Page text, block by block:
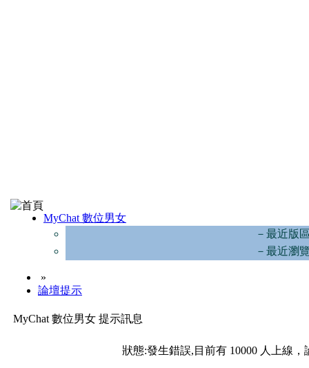
MyChat 數位男女
－最近版
－最近瀏
»
論壇提示
MyChat 數位男女 提示訊息
狀態:發生錯誤,目前有 10000 人上線